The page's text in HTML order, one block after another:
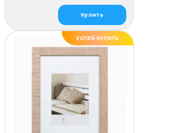
Купить
УСПЕЙ КУПИТЬ